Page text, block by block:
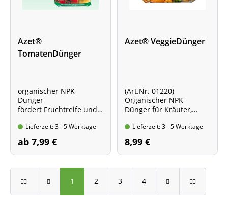
Azet®
TomatenDünger
organischer NPK-
Dünger
fördert Fruchtreife und
* verschiedene
Packungsgrößen *
Lieferzeit: 3 - 5 Werktage
ab 7,99 €
Azet® VeggieDünger
(Art.Nr. 01220)
Organischer NPK-
Dünger für Kräuter,
ohne tierische
Bestandteile, 100%
pflanzliche Rohstoffe
750 gr.
Lieferzeit: 3 - 5 Werktage
8,99 €
1 2 3 4